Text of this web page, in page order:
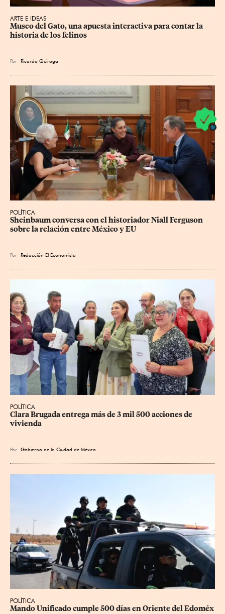
ARTE E IDEAS
Museo del Gato, una apuesta interactiva para contar la
historia de los felinos
Por Ricardo Quiroga
POLÍTICA
Sheinbaum conversa con el historiador Niall Ferguson
sobre la relación entre México y EU
Por Redacción El Economista
POLÍTICA
Clara Brugada entrega más de 3 mil 500 acciones de
vivienda
Por Gobierno de la Ciudad de México
POLÍTICA
Mando Unificado cumple 500 días en Oriente del Edoméx